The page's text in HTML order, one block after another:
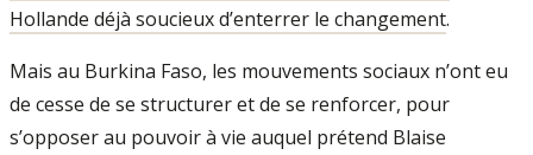
Hollande déjà soucieux d’enterrer le changement.
Mais au Burkina Faso, les mouvements sociaux n’ont eu
de cesse de se structurer et de se renforcer, pour
s’opposer au pouvoir à vie auquel prétend Blaise